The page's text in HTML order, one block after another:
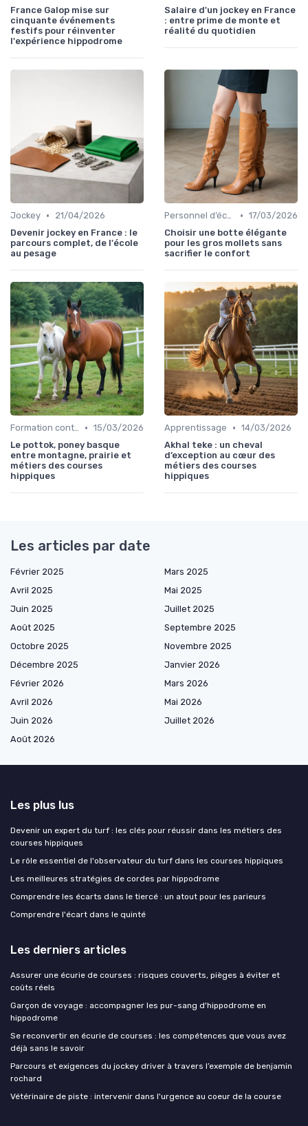
France Galop mise sur
cinquante événements
festifs pour réinventer
l'expérience hippodrome
Salaire d'un jockey en France
: entre prime de monte et
réalité du quotidien
Jockey •
21/04/2026
Devenir jockey en France : le
parcours complet, de l'école
au pesage
Personnel d’écurie • 17/03/2026
Choisir une botte élégante
pour les gros mollets sans
sacrifier le confort
Formation continue • 15/03/2026
Le pottok, poney basque
entre montagne, prairie et
métiers des courses
hippiques
Apprentissage • 14/03/2026
Akhal teke : un cheval
d’exception au cœur des
métiers des courses
hippiques
Les articles par date
Février 2025
Mars 2025
Avril 2025
Mai 2025
Juin 2025
Juillet 2025
Août 2025
Septembre 2025
Octobre 2025
Novembre 2025
Décembre 2025
Janvier 2026
Février 2026
Mars 2026
Avril 2026
Mai 2026
Juin 2026
Juillet 2026
Août 2026
Les plus lus
Devenir un expert du turf : les clés pour réussir dans les métiers des
courses hippiques
Le rôle essentiel de l'observateur du turf dans les courses hippiques
Les meilleures stratégies de cordes par hippodrome
Comprendre les écarts dans le tiercé : un atout pour les parieurs
Comprendre l'écart dans le quinté
Les derniers articles
Assurer une écurie de courses : risques couverts, pièges à éviter et
coûts réels
Garçon de voyage : accompagner les pur-sang d'hippodrome en
hippodrome
Se reconvertir en écurie de courses : les compétences que vous avez
déjà sans le savoir
Parcours et exigences du jockey driver à travers l’exemple de benjamin
rochard
Vétérinaire de piste : intervenir dans l'urgence au coeur de la course